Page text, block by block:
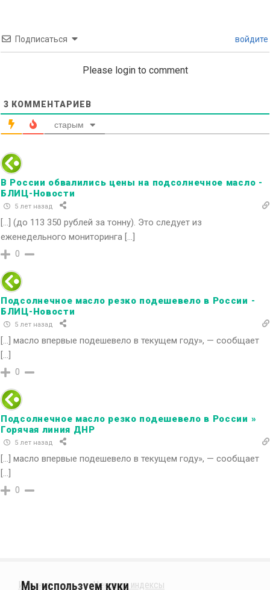
Подписаться войдите
Please login to comment
3 КОММЕНТАРИЕВ
старым
В России обвалились цены на подсолнечное масло -
БЛИЦ-Новости
5 лет назад
[…] (до 113 350 рублей за тонну). Это следует из
еженедельного мониторинга […]
0
Подсолнечное масло резко подешевело в России -
БЛИЦ-Новости
5 лет назад
[…] масло впервые подешевело в текущем году», — сообщает
[…]
0
Подсолнечное масло резко подешевело в России »
Горячая линия ДНР
5 лет назад
[…] масло впервые подешевело в текущем году», — сообщает
[…]
0
Издания Ценовые индексы